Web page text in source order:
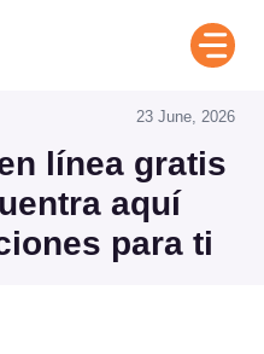
línea gratis
aquí
para ti
23 June, 2026